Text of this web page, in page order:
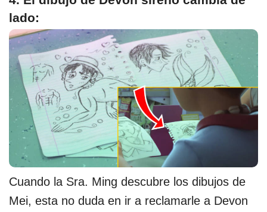
lado:
Cuando la Sra. Ming descubre los dibujos de
Mei, esta no duda en ir a reclamarle a Devon